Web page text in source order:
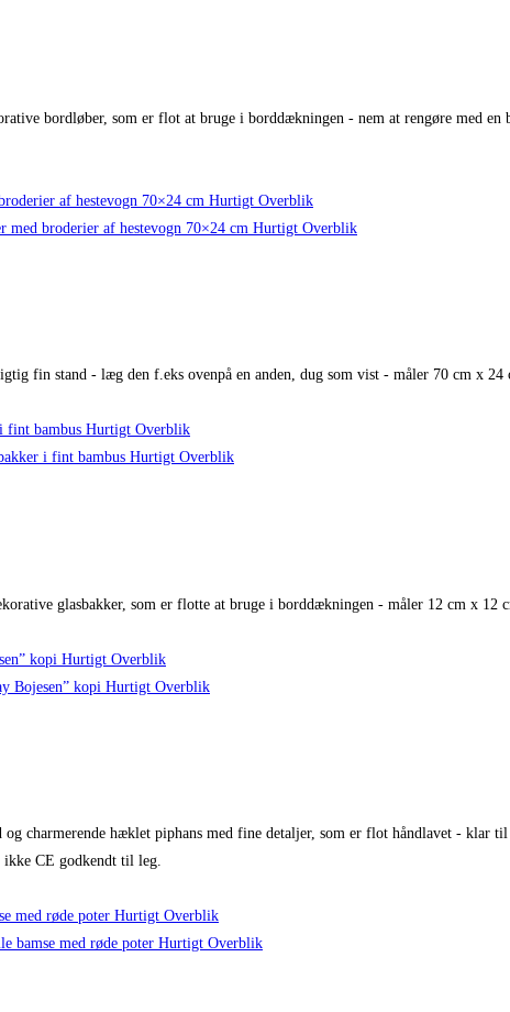
bordløber, som er flot at bruge i borddækningen - nem at rengøre med
Hurtigt Overblik
Hurtigt Overblik
fin stand - læg den f.eks ovenpå en anden, dug som vist - måler 70 cm x 24
Hurtigt Overblik
Hurtigt Overblik
glasbakker, som er flotte at bruge i borddækningen - måler 12 cm x 12
Hurtigt Overblik
Hurtigt Overblik
charmerende hæklet piphans med fine detaljer, som er flot håndlavet - klar
CE godkendt til leg.
Hurtigt Overblik
Hurtigt Overblik